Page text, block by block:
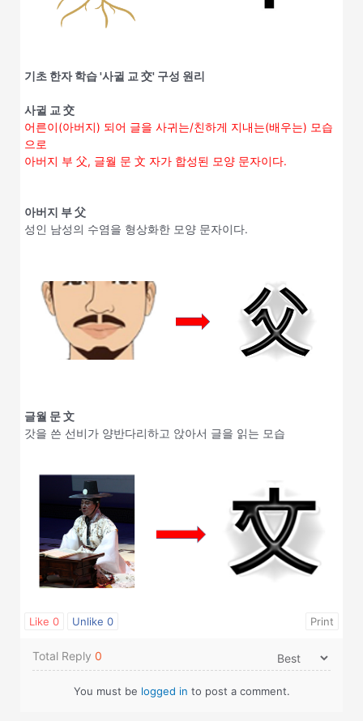
기초 한자 학습 '사귈 교 交' 구성 원리
사귈 교 交
어른이(아버지) 되어 글을 사귀는/친하게 지내는(배우는) 모습
으로
아버지 부 父, 글월 문 文 자가 합성된 모양 문자이다.
아버지 부 父
성인 남성의 수염을 형상화한 모양 문자이다.
글월 문 文
갓을 쓴 선비가 양반다리하고 앉아서 글을 읽는 모습
Like 0 Unlike 0 Print
Total Reply 0
You must be logged in to post a comment.